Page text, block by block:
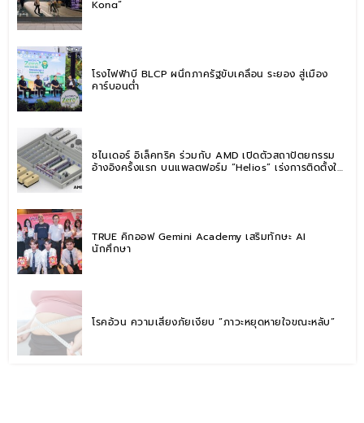
Kong”
โรงไฟฟ้าบี BLCP ผนึกภาครัฐขับเคลื่อน ระยอง สู่เมือง
คาร์บอนต่ำ
ชไนเดอร์ อิเล็คทริค ร่วมกับ AMD เปิดตัวสถาปัตยกรรม
อ้างอิงครั้งแรก บนแพลตฟอร์ม “Helios” เร่งการติดตั้งใช้
TRUE คิกออฟ Gemini Academy เสริมทักษะ AI
นักศึกษา
โรคอ้วน ความเสี่ยงภัยเงียบ “ภาวะหยุดหายใจขณะหลับ”